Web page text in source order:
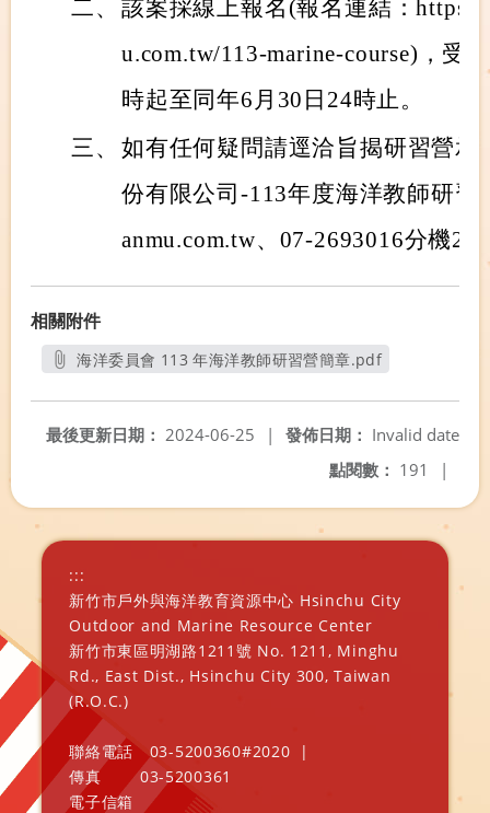
二、 該案採線上報名(報名連結：
u.com.tw/113-marine-course)，受
時起至同年6月30日24時止。
三、 如有任何疑問請逕洽旨揭研習營承
份有限公司-113年度海洋教師研習
anmu.com.tw、07-2693016分機
相關附件
海洋委員會 113 年海洋教師研習營簡章.pdf
發佈日期： Invalid date
最後更新日期： 2024-06-25
|
點閱數： 191 |
:::
新竹市戶外與海洋教育資源中心 Hsinchu City
Outdoor and Marine Resource Center
新竹市東區明湖路1211號 No. 1211, Minghu
Rd., East Dist., Hsinchu City 300, Taiwan
(R.O.C.)
聯絡電話 03-5200360#2020
|
傳真
03-5200361
電子信箱